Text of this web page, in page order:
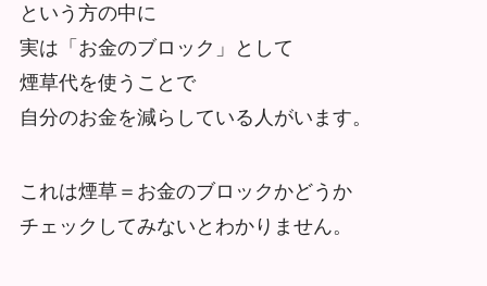
という方の中に
実は「お金のブロック」として
煙草代を使うことで
自分のお金を減らしている人がいます。
これは煙草＝お金のブロックかどうか
チェックしてみないとわかりません。